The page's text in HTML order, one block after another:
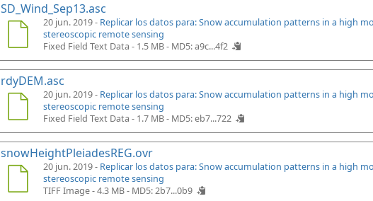
SD_Wind_Sep13.asc
20 jun. 2019 - Replicar los datos para: Snow accumulation patterns in a high
stereoscopic remote sensing
Fixed Field Text Data - 1.5 MB - MD5: a9c...4f2
rdyDEM.asc
20 jun. 2019 - Replicar los datos para: Snow accumulation patterns in a high
stereoscopic remote sensing
Fixed Field Text Data - 1.7 MB - MD5: eb7...722
snowHeightPleiadesREG.ovr
20 jun. 2019 - Replicar los datos para: Snow accumulation patterns in a high
stereoscopic remote sensing
TIFF Image - 4.3 MB - MD5: 2b7...0b9